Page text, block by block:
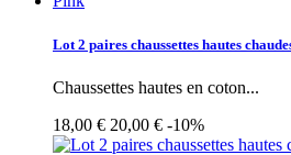
Lot 2 paires chaussettes hautes
Chaussettes hautes en coton...
18,00 € 20,00 € -10%